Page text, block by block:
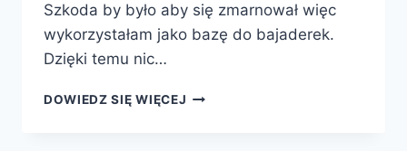
Szkoda by było aby się zmarnował więc
wykorzystałam jako bazę do bajaderek.
Dzięki temu nic…
DOWIEDZ SIĘ WIĘCEJ BAJADERKI